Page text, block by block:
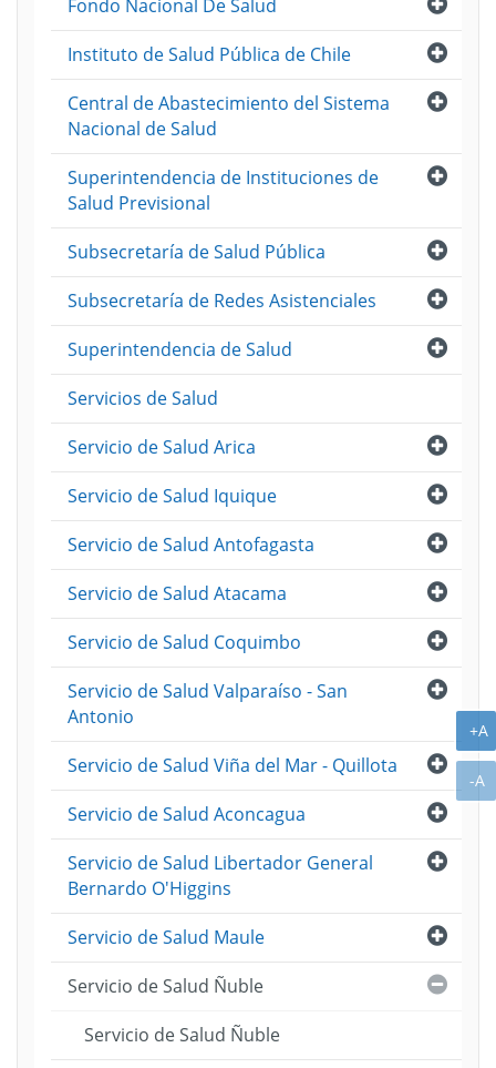
Fondo Nacional De Salud
Abrir
Instituto de Salud Pública de Chile
Abrir
Central de Abastecimiento del Sistema
Nacional de Salud
Abrir
Superintendencia de Instituciones de
Salud Previsional
Abrir
Subsecretaría de Salud Pública
Abrir
Subsecretaría de Redes Asistenciales
Abrir
Superintendencia de Salud
Servicios de Salud
Abrir
Servicio de Salud Arica
Abrir
Servicio de Salud Iquique
Abrir
Servicio de Salud Antofagasta
Abrir
Servicio de Salud Atacama
Abrir
Servicio de Salud Coquimbo
Abrir
Servicio de Salud Valparaíso - San
Antonio
Abrir
Servicio de Salud Viña del Mar - Quillota
Abrir
Servicio de Salud Aconcagua
Abrir
Servicio de Salud Libertador General
Bernardo O'Higgins
Abrir
Servicio de Salud Maule
Servicio de Salud Ñuble
Servicio de Salud Ñuble
+A
-A